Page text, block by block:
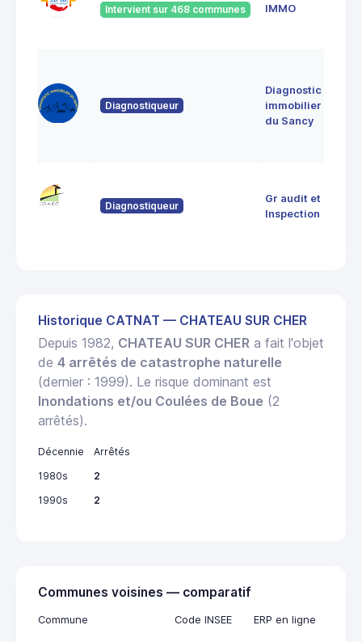
Intervient sur 468 communes
IMMO
Diagnostiqueur
Diagnostic
immobilier
du Sancy
Diagnostiqueur
Gr audit et
Inspection
Historique CATNAT — CHATEAU SUR CHER
Depuis 1982, CHATEAU SUR CHER a fait l'objet
de 4 arrêtés de catastrophe naturelle
(dernier : 1999). Le risque dominant est
Inondations et/ou Coulées de Boue (2
arrêtés).
Décennie
Arrêtés
1980s
2
1990s
2
Communes voisines — comparatif
Commune Code INSEE ERP en ligne